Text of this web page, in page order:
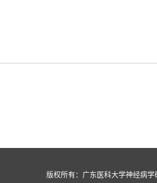
版权所有：广东医科大学神经病